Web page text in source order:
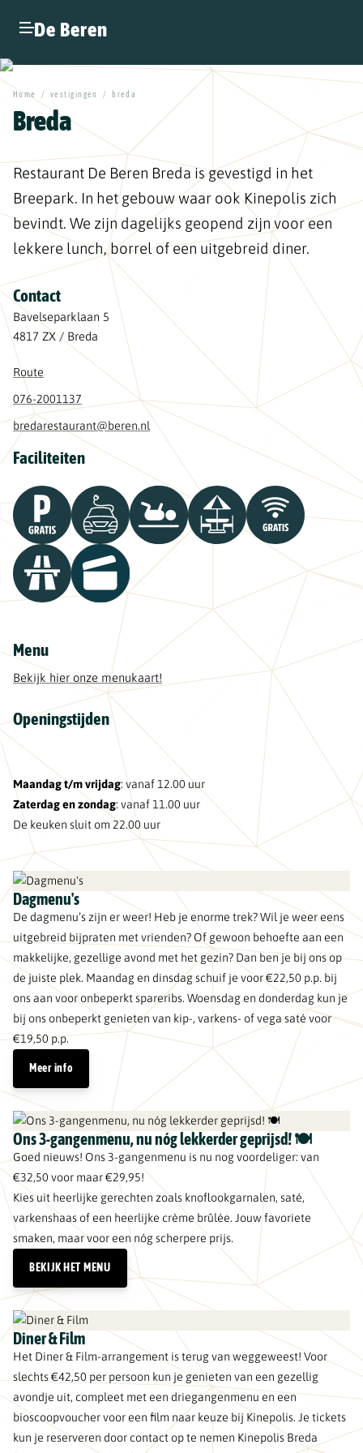
De Beren
Home / vestigingen / breda
Breda
Restaurant De Beren Breda is gevestigd in het
Breepark. In het gebouw waar ook Kinepolis zich
bevindt. We zijn dagelijks geopend zijn voor een
lekkere lunch, borrel of een uitgebreid diner.
Contact
Bavelseparklaan 5
4817 ZX / Breda
Route
076-2001137
bredarestaurant@beren.nl
Faciliteiten
Menu
Bekijk hier onze menukaart!
Openingstijden
Maandag t/m vrijdag: vanaf 12.00 uur
Zaterdag en zondag: vanaf 11.00 uur
De keuken sluit om 22.00 uur
Dagmenu's
De dagmenu’s zijn er weer! Heb je enorme trek? Wil je weer eens
uitgebreid bijpraten met vrienden? Of gewoon behoefte aan een
makkelijke, gezellige avond met het gezin? Dan ben je bij ons op
de juiste plek. Maandag en dinsdag schuif je voor €22,50 p.p. bij
ons aan voor onbeperkt spareribs. Woensdag en donderdag kun je
bij ons onbeperkt genieten van kip-, varkens- of vega saté voor
€19,50 p.p.
Meer info
Ons 3-gangenmenu, nu nóg lekkerder geprijsd! 🍽️
Goed nieuws! Ons 3-gangenmenu is nu nog voordeliger: van
€32,50 voor maar €29,95!
Kies uit heerlijke gerechten zoals knoflookgarnalen, saté,
varkenshaas of een heerlijke crème brûlée. Jouw favoriete
smaken, maar voor een nóg scherpere prijs.
BEKIJK HET MENU
Diner & Film
Het Diner & Film-arrangement is terug van weggeweest! Voor
slechts €42,50 per persoon kun je genieten van een gezellig
avondje uit, compleet met een driegangenmenu en een
bioscoopvoucher voor een film naar keuze bij Kinepolis. Je tickets
kun je reserveren door contact op te nemen Kinepolis Breda